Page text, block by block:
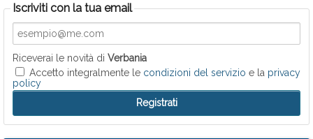
Iscriviti con la tua email
Riceverai le novità di Verbania
Accetto integralmente le condizioni del servizio e la privacy
policy